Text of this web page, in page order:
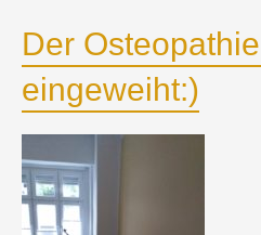
Der
eingeweiht:)